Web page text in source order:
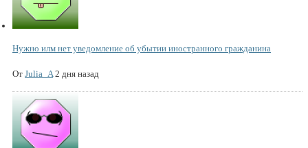
Нужно илм нет уведомление об убытии иностранного гражданина
От Julia_A 2 дня назад